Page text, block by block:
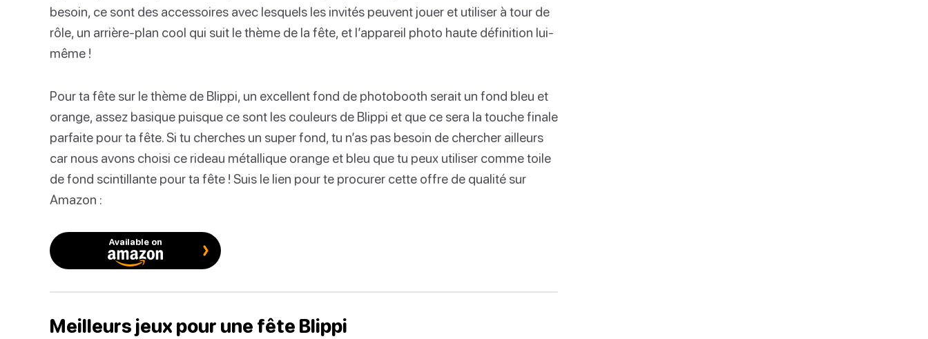
besoin, ce sont des accessoires avec lesquels les invités peuvent jouer et utiliser à tour de
rôle, un arrière-plan cool qui suit le thème de la fête, et l’appareil photo haute définition lui-
même !
Pour ta fête sur le thème de Blippi, un excellent fond de photobooth serait un fond bleu et
orange, assez basique puisque ce sont les couleurs de Blippi et que ce sera la touche finale
parfaite pour ta fête. Si tu cherches un super fond, tu n’as pas besoin de chercher ailleurs
car nous avons choisi ce rideau métallique orange et bleu que tu peux utiliser comme toile
de fond scintillante pour ta fête ! Suis le lien pour te procurer cette offre de qualité sur
Amazon :
Available on
Meilleurs jeux pour une fête Blippi